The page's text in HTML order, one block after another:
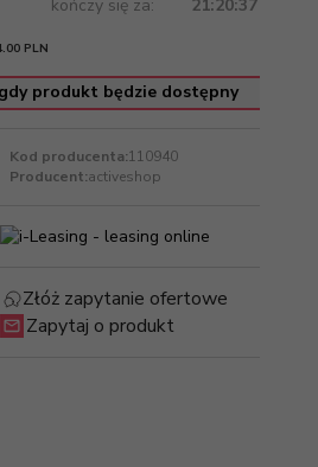
kończy się za:
21:20:37
PLN
produkt będzie dostępny
Kod producenta:110940
Producent:activeshop
Złóż zapytanie ofertowe
Zapytaj o produkt